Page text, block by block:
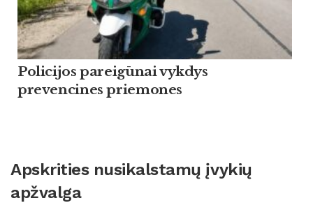
Policijos pareigūnai vykdys
prevencines priemones
Apskrities nusikalstamų įvykių
apžvalga